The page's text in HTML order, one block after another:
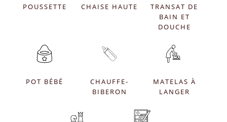
POUSSETTE CHAISE HAUTE
TRANSAT DE
BAIN ET
DOUCHE
POT BÉBÉ
CHAUFFE-
BIBERON
MATELAS À
LANGER